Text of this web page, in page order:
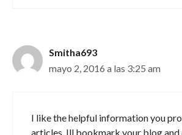
Smitha693
mayo 2, 2016 a las 3:25 am
I like the helpful information you
articles. Ill bookmark your blog and